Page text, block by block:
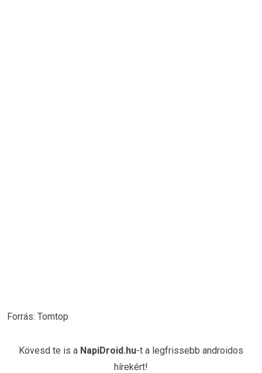
Forrás: Tomtop
Kövesd te is a NapiDroid.hu-t a legfrissebb androidos
hírekért!